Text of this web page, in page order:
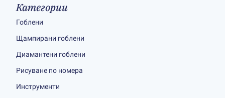
Категории
Гоблени
Щампирани гоблени
Диамантени гоблени
Рисуване по номера
Инструменти